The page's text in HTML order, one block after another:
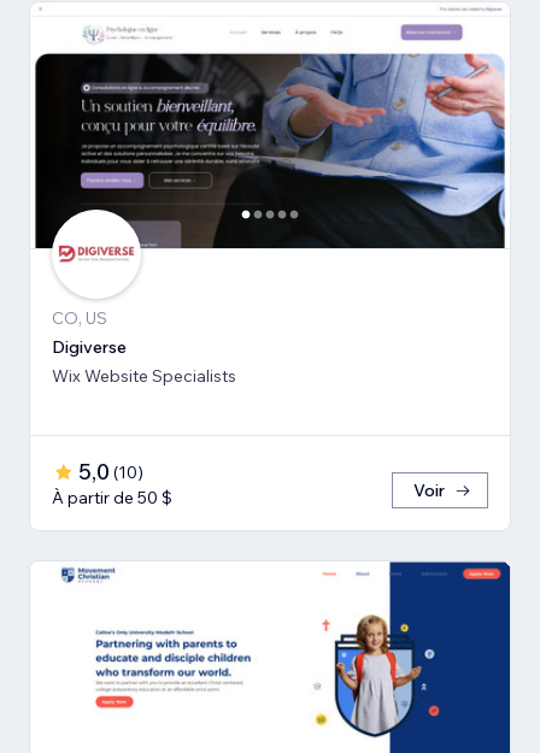
CO, US
Digiverse
Wix Website Specialists
5,0 (10)
À partir de 50 $
Voir